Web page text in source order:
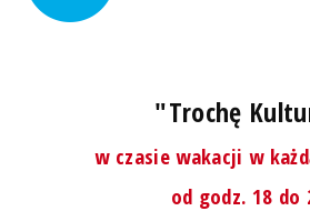
"Trochę
w czasie wakacji w
od godz. 18 do